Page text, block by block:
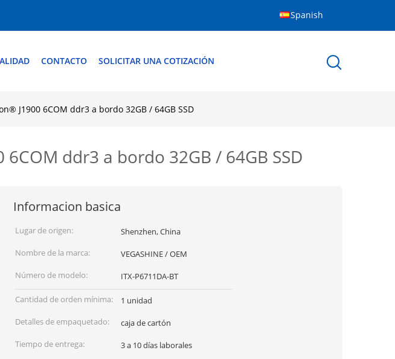
Spanish
CONTACTO SOLICITAR UNA COTIZACIÓN
J1900 6COM ddr3 a bordo 32GB / 64GB SSD
ddr3 a bordo 32GB / 64GB SSD
Informacion basica
Lugar de origen:
Shenzhen, China
Nombre de la marca:
VEGASHINE / OEM
Número de modelo:
ITX-P6711DA-BT
Cantidad de orden mínima:
1 unidad
Detalles de empaquetado:
caja de cartón
Tiempo de entrega:
3 a 10 días laborales